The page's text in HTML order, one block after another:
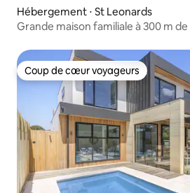
Hébergement ⋅ St Leonards
Grande maison familiale à 300 m
Coup de cœur voyageurs
Coup de cœur voyageurs